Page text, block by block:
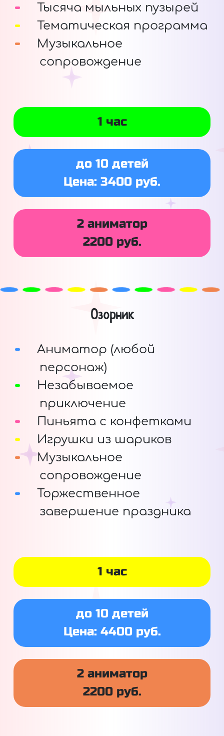
Тысяча мыльных пузырей
Тематическая программа
Музыкальное
сопровождение
1 час
до 10 детей
Цена: 3400 руб.
2 аниматор
2200 руб.
Озорник
Аниматор (любой
персонаж)
Незабываемое
приключение
Пиньята с конфетками
Игрушки из шариков
Музыкальное
сопровождение
Торжественное
завершение праздника
1 час
до 10 детей
Цена: 4400 руб.
2 аниматор
2200 руб.